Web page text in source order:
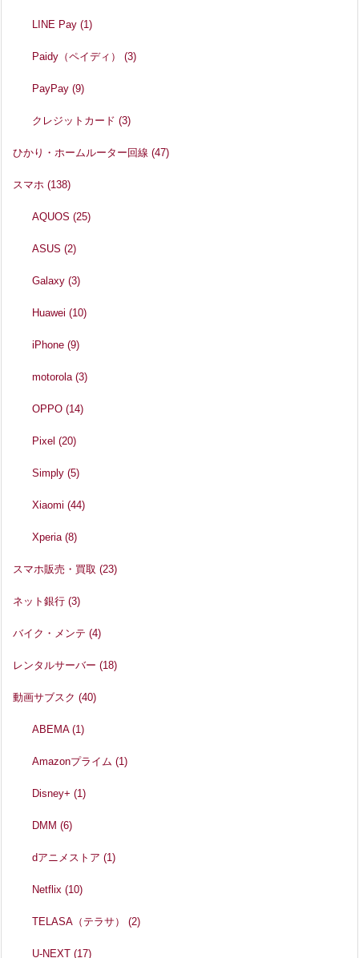
LINE Pay(1)
Paidy（ペイディ）(3)
PayPay(9)
クレジットカード(3)
ひかり・ホームルーター回線 (47)
スマホ (138)
AQUOS(25)
ASUS(2)
Galaxy(3)
Huawei(10)
iPhone(9)
motorola(3)
OPPO(14)
Pixel(20)
Simply(5)
Xiaomi(44)
Xperia(8)
スマホ販売・買取 (23)
ネット銀行 (3)
バイク・メンテ (4)
レンタルサーバー (18)
動画サブスク (40)
ABEMA(1)
Amazonプライム(1)
Disney+(1)
DMM(6)
dアニメストア(1)
Netflix(10)
TELASA（テラサ）(2)
U-NEXT(17)